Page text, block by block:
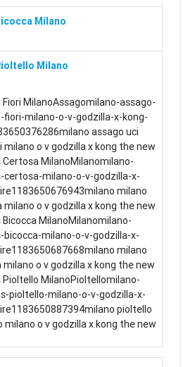
Milano
Milano
Fiori MilanoAssagomilano-assago-
fiori-milano-o-v-godzilla-x-kong-
assago uci
o v godzilla x kong the new
Certosa MilanoMilanomilano-
certosa-milano-o-v-godzilla-x-
milano
o v godzilla x kong the new
MilanoMilanomilano-
milano-o-v-godzilla-x-
milano
o v godzilla x kong the new
Pioltello MilanoPioltellomilano-
pioltello-milano-o-v-godzilla-x-
pioltello
milano o v godzilla x kong the new